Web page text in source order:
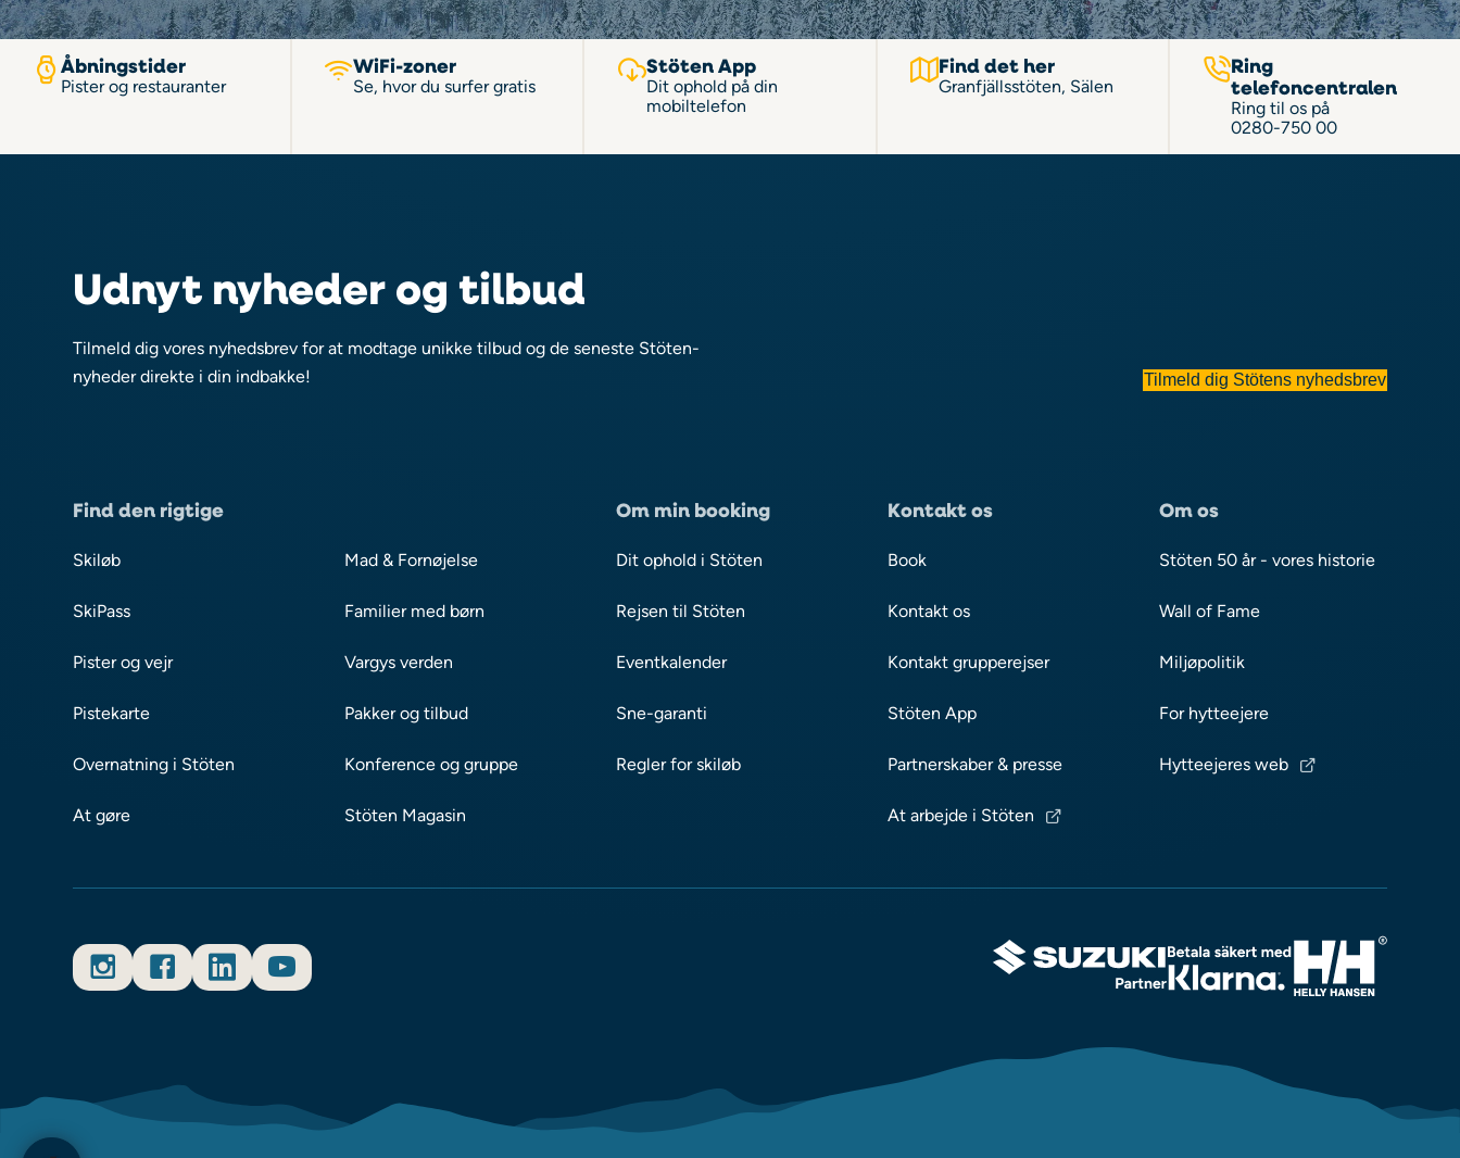
Åbningstider
Pister og restauranter
WiFi-zoner
Se, hvor du surfer gratis
Stöten App
Dit ophold på din
mobiltelefon
Find det her
Granfjällsstöten, Sälen
Ring
telefoncentralen
Ring til os på
0280-750 00
Udnyt nyheder og tilbud
Tilmeld dig vores nyhedsbrev for at modtage unikke tilbud og de seneste Stöten-
nyheder direkte i din indbakke!
Tilmeld dig Stötens nyhedsbrev
Find den rigtige
Skiløb
SkiPass
Pister og vejr
Pistekarte
Overnatning i Stöten
At gøre
Mad & Fornøjelse
Familier med børn
Vargys verden
Pakker og tilbud
Konference og gruppe
Stöten Magasin
Om min booking
Dit ophold i Stöten
Rejsen til Stöten
Eventkalender
Sne-garanti
Regler for skiløb
Kontakt os
Book
Kontakt os
Kontakt grupperejser
Stöten App
Partnerskaber & presse
At arbejde i Stöten
Om os
Stöten 50 år - vores historie
Wall of Fame
Miljøpolitik
For hytteejere
Hytteejeres web